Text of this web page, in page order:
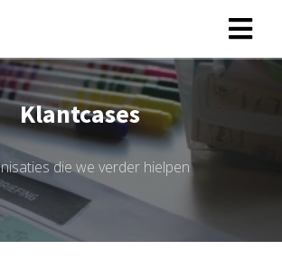
Klantcases
die we verder hielpen